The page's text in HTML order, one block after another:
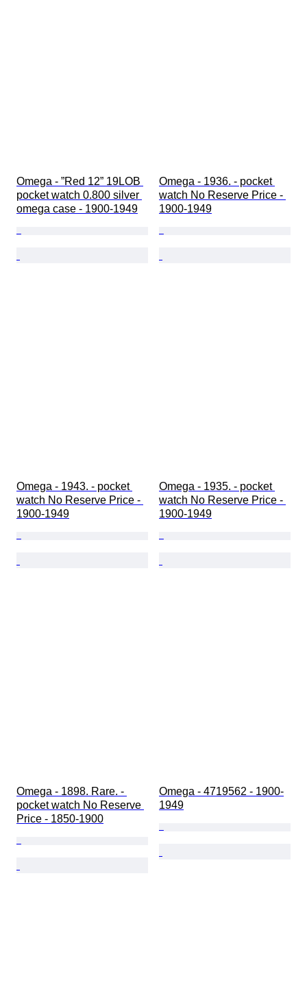
Omega - ”Red 12” 19LOB
pocket watch 0.800 silver
omega case - 1900-1949
Omega - 1936. - pocket
watch No Reserve Price -
1900-1949
Omega - 1943. - pocket
watch No Reserve Price -
1900-1949
Omega - 1935. - pocket
watch No Reserve Price -
1900-1949
Omega - 1898. Rare. -
pocket watch No Reserve
Price - 1850-1900
Omega - 4719562 - 1900-
1949